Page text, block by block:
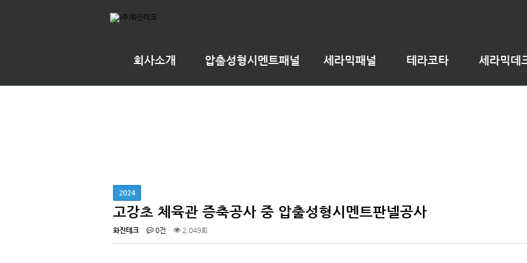
회사소개 압출성형시멘트패널 세라믹패널 테라코타 세라믹데
2024
고강초 체육관 증축공사 중 압출성형시멘트판넬공사
화진테크 0건 2,049회